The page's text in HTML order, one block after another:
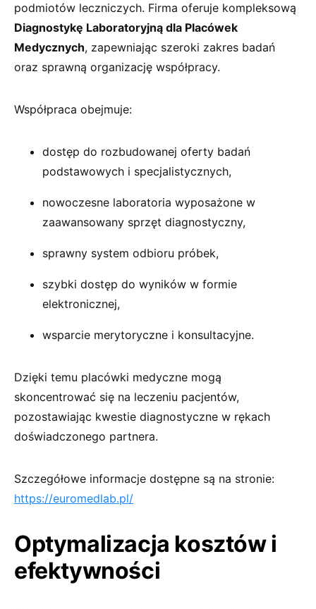
podmiotów leczniczych. Firma oferuje kompleksową
Diagnostykę Laboratoryjną dla Placówek
Medycznych, zapewniając szeroki zakres badań
oraz sprawną organizację współpracy.
Współpraca obejmuje:
dostęp do rozbudowanej oferty badań
podstawowych i specjalistycznych,
nowoczesne laboratoria wyposażone w
zaawansowany sprzęt diagnostyczny,
sprawny system odbioru próbek,
szybki dostęp do wyników w formie
elektronicznej,
wsparcie merytoryczne i konsultacyjne.
Dzięki temu placówki medyczne mogą
skoncentrować się na leczeniu pacjentów,
pozostawiając kwestie diagnostyczne w rękach
doświadczonego partnera.
Szczegółowe informacje dostępne są na stronie:
https://euromedlab.pl/
Optymalizacja kosztów i
efektywności